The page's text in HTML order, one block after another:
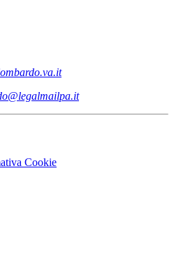
Cookie